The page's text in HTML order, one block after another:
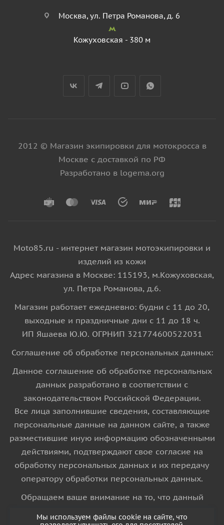
Москва, ул. Петра Романова, д. 6
Кожуховская - 380 м
2012 © Магазин экипировки для мотокросса в
Москве с доставкой по РФ
Разработано в logema.org
Moto85.ru - интернет магазин мотоэкипировки и
изделий из кожи
Адрес магазина в Москве: 115193, м.Кожуховская,
ул. Петра Романова, д.6.
Магазин работает ежедневно: будни с 11 до 20,
выходные и праздничные дни с 11 до 18 ч.
ИП Яшаева Ю.Ю. ОГРНИП 321774600522031
Соглашение об обработке персональных данных:
Данное соглашение об обработке персональных
данных разработано в соответствии с
законодательством Российской Федерации.
Все лица заполнившие сведения, составляющие
персональные данные на данном сайте, а также
разместившие иную информацию обозначенными
действиями, подтверждают свое согласие на
обработку персональных данных и их передачу
оператору обработки персональных данных.
Обращаем ваше внимание на то, что данный
Мы используем файлы cookie на сайте, что